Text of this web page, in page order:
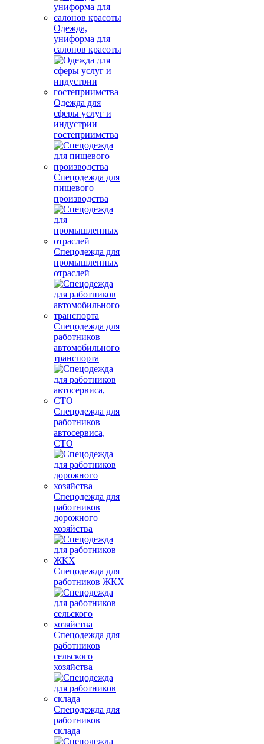
Одежда,
униформа для
салонов красоты
Одежда для
сферы услуг и
индустрии
гостеприимства
Спецодежда для
пищевого
производства
Спецодежда для
промышленных
отраслей
Спецодежда для
работников
автомобильного
транспорта
Спецодежда для
работников
автосервиса,
СТО
Спецодежда для
работников
дорожного
хозяйства
Спецодежда для
работников ЖКХ
Спецодежда для
работников
сельского
хозяйства
Спецодежда для
работников
склада